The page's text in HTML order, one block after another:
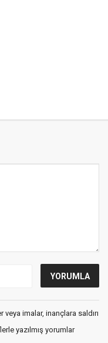
imalar, inançlara saldırı
yazılmış yorumlar